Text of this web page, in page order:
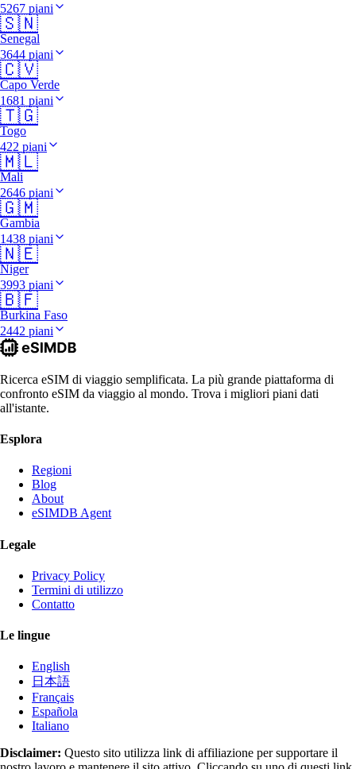
5267 piani
🇸🇳
Senegal
3644 piani
🇨🇻
Capo Verde
1681 piani
🇹🇬
Togo
422 piani
🇲🇱
Mali
2646 piani
🇬🇲
Gambia
1438 piani
🇳🇪
Niger
3993 piani
🇧🇫
Burkina Faso
2442 piani
Ricerca eSIM di viaggio semplificata. La più grande piattaforma di
confronto eSIM da viaggio al mondo. Trova i migliori piani dati
all'istante.
Esplora
Regioni
Blog
About
eSIMDB Agent
Legale
Privacy Policy
Termini di utilizzo
Contatto
Le lingue
English
日本語
Français
Española
Italiano
Disclaimer: Questo sito utilizza link di affiliazione per supportare il